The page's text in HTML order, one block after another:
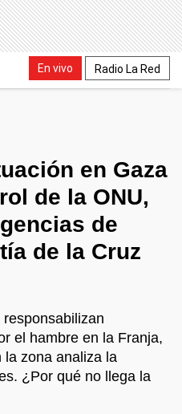
En vivo Radio La Red
en Gaza
de la ONU,
de
de la Cruz
el hambre en la Franja,
la zona analiza la
¿Por qué no llega la